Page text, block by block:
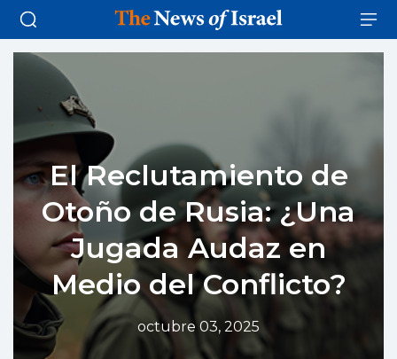
El Reclutamiento de
Otoño de Rusia: ¿Una
Jugada Audaz en
Medio del Conflicto?
octubre 03, 2025